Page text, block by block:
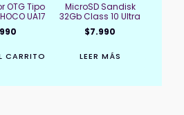
OTG Tipo
UA17
CARRITO
MicroSD Sandisk
32Gb Class 10 Ultra
$7.990
LEER MÁS